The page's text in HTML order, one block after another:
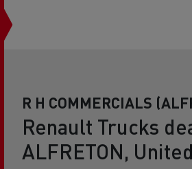
R H COMMERCIALS
Renault Trucks
ALFRETON,